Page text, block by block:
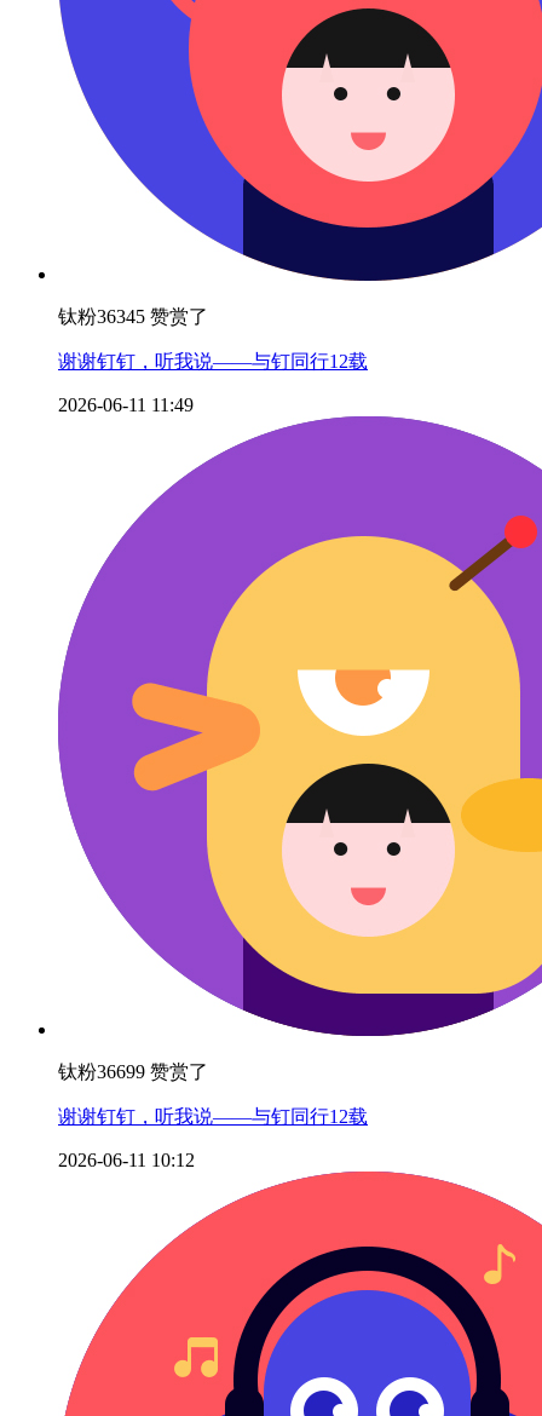
钛粉36345 赞赏了
谢谢钉钉，听我说——与钉同行12载
2026-06-11 11:49
钛粉36699 赞赏了
谢谢钉钉，听我说——与钉同行12载
2026-06-11 10:12